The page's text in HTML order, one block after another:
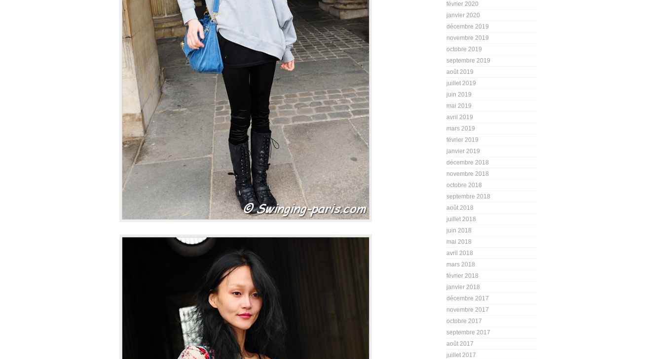
février 2020
janvier 2020
décembre 2019
novembre 2019
octobre 2019
septembre 2019
août 2019
juillet 2019
juin 2019
mai 2019
avril 2019
mars 2019
février 2019
janvier 2019
décembre 2018
novembre 2018
octobre 2018
septembre 2018
août 2018
juillet 2018
juin 2018
mai 2018
avril 2018
mars 2018
février 2018
janvier 2018
décembre 2017
novembre 2017
octobre 2017
septembre 2017
août 2017
juillet 2017